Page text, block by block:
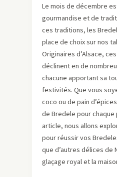
Le mois de décembre
gourmandise et de
ces traditions, les
place de choix sur nos
Originaires d’Alsace,
déclinent en de
chacune apportant sa
festivités. Que vous
coco ou de pain
de Bredele pour chaque
article, nous allons
pour réussir vos
que d’autres délices de
glaçage royal et la